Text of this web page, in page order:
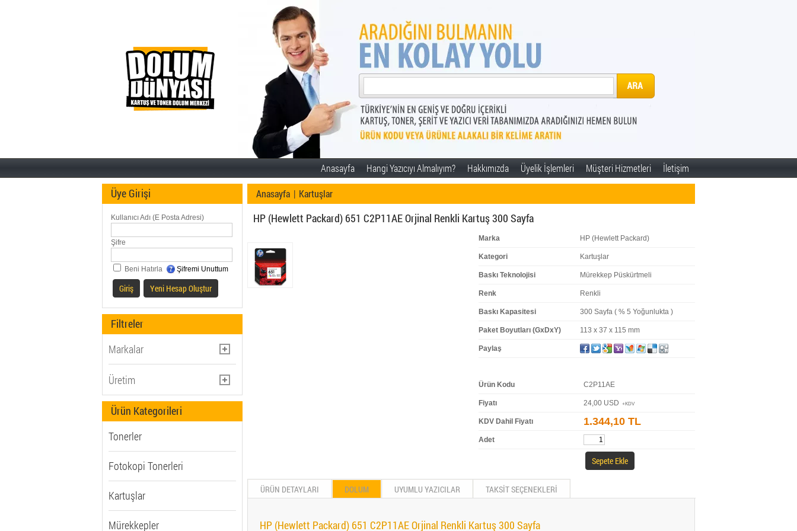
Anasayfa Hangi Yazıcıyı Almalıyım? Hakkımızda Üyelik İşlemleri Müşteri Hizmetleri İletişim
Üye Girişi
Kullanıcı Adı (E Posta Adresi)
Şifre
Beni Hatırla Şifremi Unuttum
Giriş Yeni Hesap Oluştur
Filtreler
Markalar
BROTHER (110)
EPSON (479)
OLIVETTI (2)
Üretim
Muadil (448)
Orjinal (1062)
Ürün Kategorileri
Tonerler
Fotokopi Tonerleri
Kartuşlar
Mürekkepler
Anasayfa | Kartuşlar
HP (Hewlett Packard) 651 C2P11AE Orjinal Renkli Kartuş 300 Sayfa
Marka HP (Hewlett Packard)
Kategori Kartuşlar
Baskı Teknolojisi Mürekkep Püskürtmeli
Renk Renkli
Baskı Kapasitesi 300 Sayfa ( % 5 Yoğunlukta )
Paket Boyutları (GxDxY) 113 x 37 x 115 mm
Paylaş
Ürün Kodu C2P11AE
Fiyatı 24,00 USD +KDV
KDV Dahil Fiyatı 1.344,10 TL
Adet
Sepete Ekle
ÜRÜN DETAYLARI DOLUM UYUMLU YAZICILAR TAKSİT SEÇENEKLERİ
HP (Hewlett Packard) 651 C2P11AE Orjinal Renkli Kartuş 300 Sayfa